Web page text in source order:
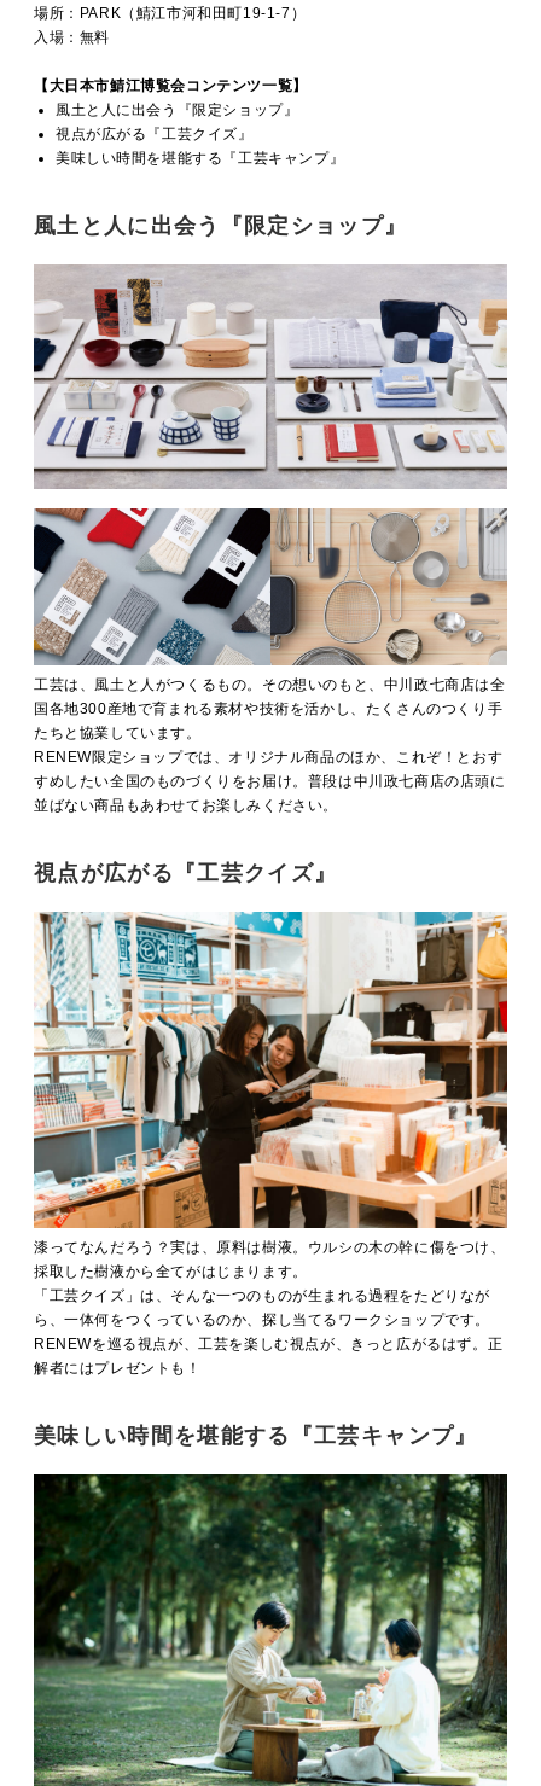
場所：PARK（鯖江市河和田町19-1-7）
入場：無料
【大日本市鯖江博覧会コンテンツ一覧】
風土と人に出会う『限定ショップ』
視点が広がる『工芸クイズ』
美味しい時間を堪能する『工芸キャンプ』
風土と人に出会う『限定ショップ』
工芸は、風土と人がつくるもの。その想いのもと、中川政七商店は全
国各地300産地で育まれる素材や技術を活かし、たくさんのつくり手
たちと協業しています。
RENEW限定ショップでは、オリジナル商品のほか、これぞ！とおす
すめしたい全国のものづくりをお届け。普段は中川政七商店の店頭に
並ばない商品もあわせてお楽しみください。
視点が広がる『工芸クイズ』
漆ってなんだろう？実は、原料は樹液。ウルシの木の幹に傷をつけ、
採取した樹液から全てがはじまります。
「工芸クイズ」は、そんな一つのものが生まれる過程をたどりなが
ら、一体何をつくっているのか、探し当てるワークショップです。
RENEWを巡る視点が、工芸を楽しむ視点が、きっと広がるはず。正
解者にはプレゼントも！
美味しい時間を堪能する『工芸キャンプ』